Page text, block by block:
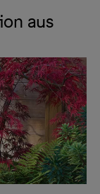
aus